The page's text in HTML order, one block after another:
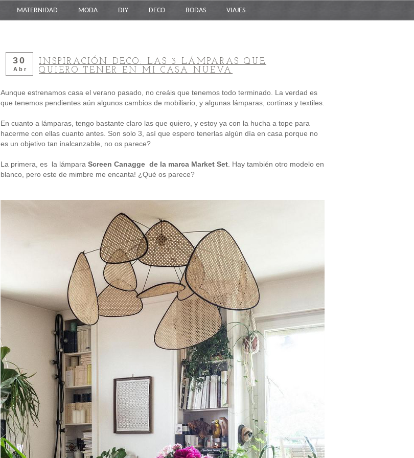
MATERNIDAD MODA DIY DECO BODAS VIAJES
30
Abr
INSPIRACIÓN DECO: LAS 3 LÁMPARAS QUE
QUIERO TENER EN MI CASA NUEVA
Aunque estrenamos casa el verano pasado, no creáis que tenemos todo terminado. La verdad es
que tenemos pendientes aún algunos cambios de mobiliario, y algunas lámparas, cortinas y textiles.
En cuanto a lámparas, tengo bastante claro las que quiero, y estoy ya con la hucha a tope para
hacerme con ellas cuanto antes. Son solo 3, así que espero tenerlas algún día en casa porque no
es un objetivo tan inalcanzable, no os parece?
La primera, es la lámpara Screen Canagge de la marca Market Set . Hay también otro modelo en
blanco, pero este de mimbre me encanta! ¿Qué os parece?